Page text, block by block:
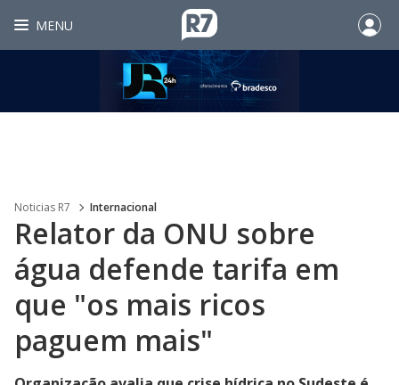
MENU
Noticias R7 Internacional
Relator da ONU sobre
água defende tarifa em
que "os mais ricos
paguem mais"